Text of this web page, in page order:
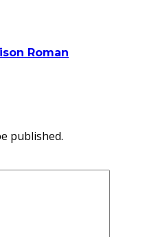
Roman
published.